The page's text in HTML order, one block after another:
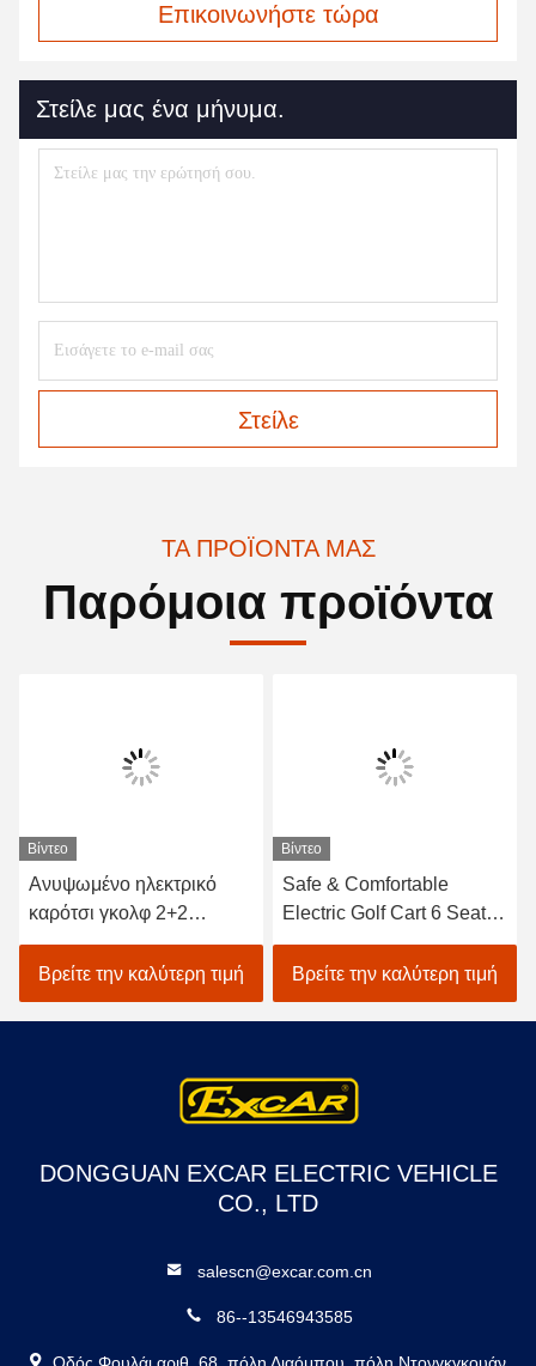
Επικοινωνήστε τώρα
Στείλε μας ένα μήνυμα.
Στείλε
ΤΑ ΠΡΟΪΌΝΤΑ ΜΑΣ
Παρόμοια προϊόντα
Βίντεο
Ανυψωμένο ηλεκτρικό
καρότσι γκολφ 2+2
θέσεων
Βρείτε την καλύτερη τιμή
Βίντεο
Safe & Comfortable
Electric Golf Cart 6 Seats
& 2 Rear for 8 Passengers
High Speed Long Range
Βρείτε την καλύτερη τιμή
DONGGUAN EXCAR ELECTRIC VEHICLE
CO., LTD
salescn@excar.com.cn
86--13546943585